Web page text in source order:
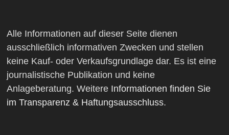
Alle Informationen auf dieser Seite dienen
ausschließlich informativen Zwecken und stellen
keine Kauf- oder Verkaufsgrundlage dar. Es ist eine
journalistische Publikation und keine
Anlageberatung. Weitere Informationen finden Sie
im Transparenz & Haftungsausschluss.